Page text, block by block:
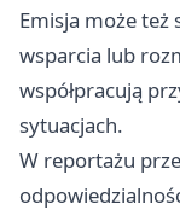
Emisja może
wsparcia lub
współpracują
sytuacjach.
W reportażu